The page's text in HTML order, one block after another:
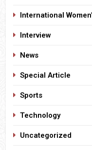
International
Interview
News
Special Article
Sports
Technology
Uncategorized